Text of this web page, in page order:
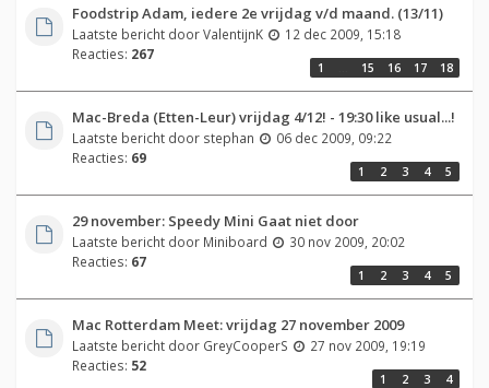
Foodstrip Adam, iedere 2e vrijdag v/d maand. (13/11)
Laatste bericht doorValentijnK
12 dec 2009, 15:18
Reacties: 267
1 15 16 17 18
Mac-Breda (Etten-Leur) vrijdag 4/12! - 19:30 like usual...!
Laatste bericht door stephan
06 dec 2009, 09:22
Reacties: 69
1 2 3 4 5
29 november: Speedy Mini Gaat niet door
Laatste bericht door Miniboard
30 nov 2009, 20:02
Reacties: 67
1 2 3 4 5
Mac Rotterdam Meet: vrijdag 27 november 2009
Laatste bericht door GreyCooperS
27 nov 2009, 19:19
Reacties: 52
1 2 3 4